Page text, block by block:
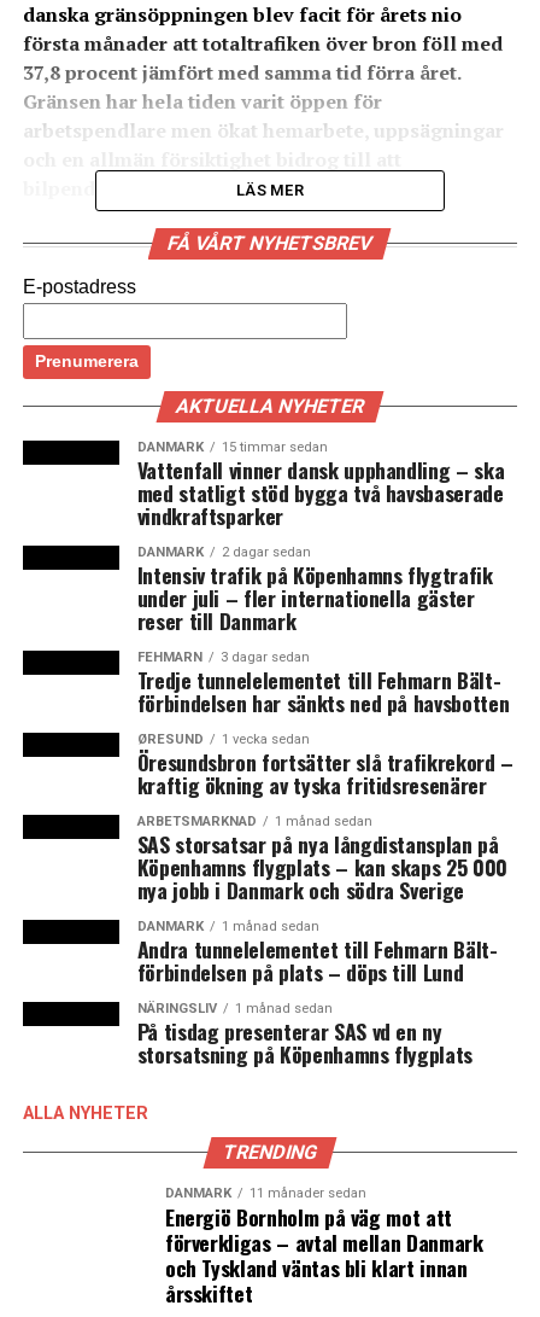
danska gränsöppningen blev facit för årets nio
första månader att totaltrafiken över bron föll med
37,8 procent jämfört med samma tid förra året.
Gränsen har hela tiden varit öppen för
arbetspendlare men ökat hemarbete, uppsägningar
bilpendlandet minskade med 25 procent.
Bäst klarade sig godstrafiken över Öresundsbron som
månader. Sämst gick det för busstrafiken som minskade
40,6 procent, varav antalet resor med Bropass
pendlaravtal minskade med 25,5 procent, från 5 489
passager i genomsnitt per dag under 2019 till 4 089
passager under 2020.
För Øresundsbro Konsortiets ekonomi innebär den
fallande fordonstrafiken över bron att intäkterna totalt
sett minska 380 miljoner DKK och att resultatet före
värdeförändring minskade med 373 miljoner till plus
631 miljoner. (News Øresund)
LÄS OCKSÅ:
Processen för nya programförslaget till Interreg ÖKS
Danskt stödpaket på åtta miljarder till företag och
kulturlivet
LÄS MER
FÅ VÅRT NYHETSBREV
E-postadress
AKTUELLA NYHETER
DANMARK 15 timmar sedan
Vattenfall vinner dansk upphandling – ska
med statligt stöd bygga två havsbaserade
vindkraftsparker
DANMARK 2 dagar sedan
Intensiv trafik på Köpenhamns flygtrafik
under juli – fler internationella gäster
reser till Danmark
FEHMARN 3 dagar sedan
Tredje tunnelelementet till Fehmarn Bält-
förbindelsen har sänkts ned på havsbotten
ØRESUND 1 vecka sedan
Öresundsbron fortsätter slå trafikrekord –
kraftig ökning av tyska fritidsresenärer
ARBETSMARKNAD 1 månad sedan
SAS storsatsar på nya långdistansplan på
Köpenhamns flygplats – kan skaps 25 000
nya jobb i Danmark och södra Sverige
DANMARK 1 månad sedan
Andra tunnelelementet till Fehmarn Bält-
förbindelsen på plats – döps till Lund
NÄRINGSLIV 1 månad sedan
På tisdag presenterar SAS vd en ny
storsatsning på Köpenhamns flygplats
ALLA NYHETER
TRENDING
DANMARK 11 månader sedan
Energiö Bornholm på väg mot att
förverkligas – avtal mellan Danmark
och Tyskland väntas bli klart innan
årsskiftet